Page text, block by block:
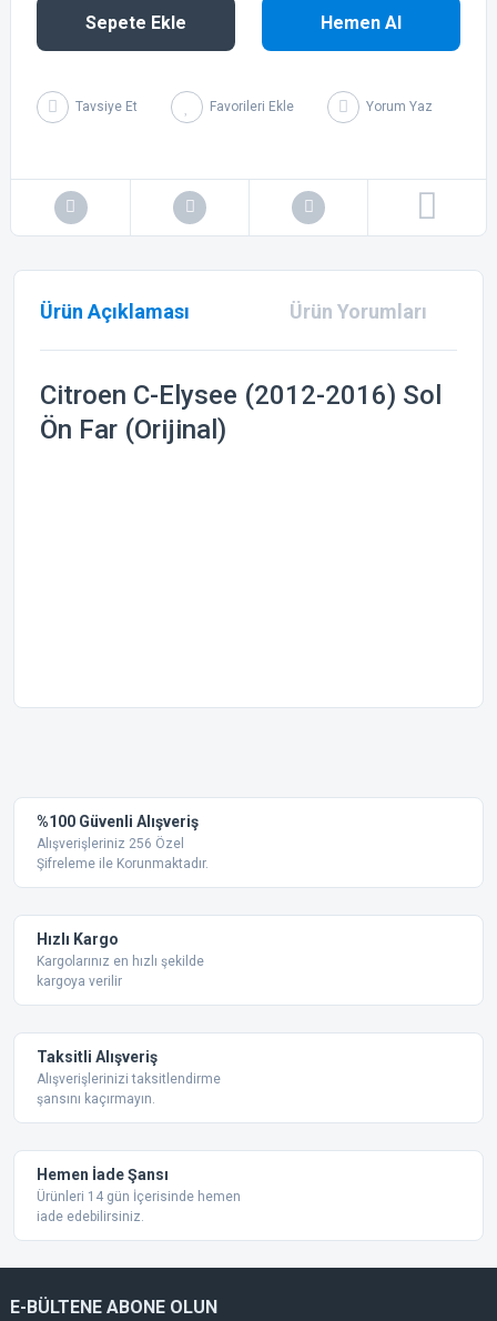
Sepete Ekle Hemen Al
Tavsiye Et Yorum Yaz
Ürün Açıklaması Ürün Yorumları
Citroen C-Elysee (2012-2016) Sol
Ön Far (Orijinal)
Ürün resmi kalitesiz, bozuk veya görüntülenemiyor.
Ürün açıklamasında eksik bilgiler bulunuyor.
Bu ürüne benzer farklı alternatifler olmalı.
%100 Güvenli Alışveriş
Alışverişleriniz 256 Özel
Şifreleme ile Korunmaktadır.
Hızlı Kargo
Kargolarınız en hızlı şekilde
kargoya verilir
Taksitli Alışveriş
Alışverişlerinizi taksitlendirme
şansını kaçırmayın.
Hemen İade Şansı
Ürünleri 14 gün İçerisinde hemen
iade edebilirsiniz.
E-BÜLTENE ABONE OLUN